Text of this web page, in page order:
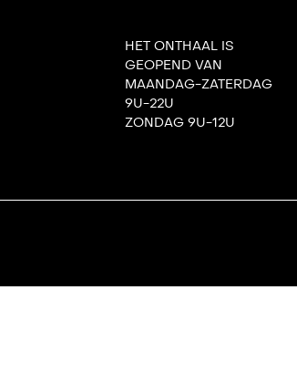
HET ONTHAAL IS
GEOPEND VAN
MAANDAG-ZATERDAG
9U-22U
ZONDAG 9U-12U